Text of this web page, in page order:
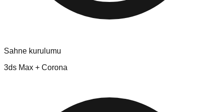
Sahne kurulumu
3ds Max + Corona